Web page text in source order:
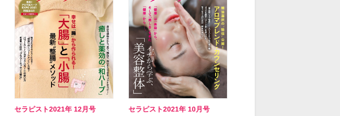
セラピスト2021年 12月号
セラピスト2021年 10月号